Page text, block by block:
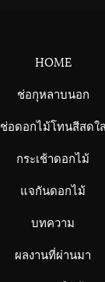
HOME
ช่อกุหลาบนอก
ช่อดอกไม้โทนสีสดใ
กระเช้าดอกไม้
แจกันดอกไม้
บทความ
ผลงานที่ผ่านมา